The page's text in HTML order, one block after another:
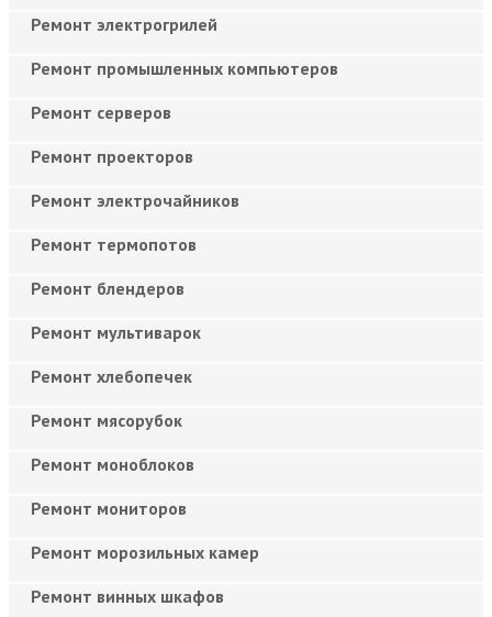
Ремонт электрогрилей
Ремонт промышленных компьютеров
Ремонт серверов
Ремонт проекторов
Ремонт электрочайников
Ремонт термопотов
Ремонт блендеров
Ремонт мультиварок
Ремонт хлебопечек
Ремонт мясорубок
Ремонт моноблоков
Ремонт мониторов
Ремонт морозильных камер
Ремонт винных шкафов